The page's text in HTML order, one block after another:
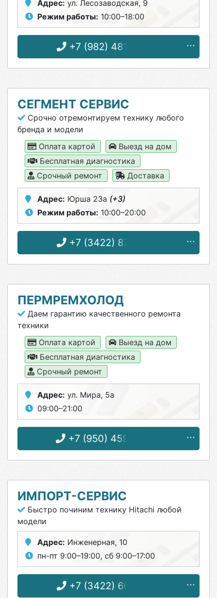
Адрес: ул. Лесозаводская, 9
Режим работы: 10:00–18:00
+7 (982) 481-64-64
СЕГМЕНТ СЕРВИС
Срочно отремонтируем технику любого
бренда и модели
Оплата картой
Выезд на дом
Бесплатная диагностика
Срочный ремонт
Доставка
Адрес: Юрша 23а (+3)
Режим работы: 10:00–20:00
+7 (3422) 87-25-93
ПЕРМРЕМХОЛОД
Даем гарантию качественного ремонта
техники
Оплата картой
Выезд на дом
Бесплатная диагностика
Срочный ремонт
Адрес: ул. Мира, 5а
09:00–21:00
+7 (950) 459-38-64
ИМПОРТ-СЕРВИС
Быстро починим технику Hitachi любой
модели
Адрес: Инженерная, 10
пн-пт 9:00–19:00, сб 9:00–17:00
+7 (3422) 66-12-60